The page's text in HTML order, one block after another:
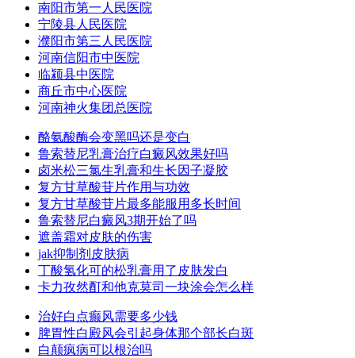
南阳市第一人民医院
宁陵县人民医院
濮阳市第三人民医院
河南信阳市中医院
临颍县中医院
商丘市中心医院
河南神火集团总医院
酪氨酸酶会变黑吗还是变白
鲁索替尼乳膏治疗白癜风效果好吗
卤米松三氯生乳膏和生长因子凝胶
复方甘草酸苷片作用与功效
复方甘草酸苷片最多能服用多长时间
鲁索替尼白癜风3期开始了吗
遮盖霜对皮肤的伤害
jak抑制剂皮肤病
丁酸氢化可的松乳膏用了皮肤发白
卡力孜然酊和他克莫司一块涂会怎么样
治好白点癫风需要多少钱
脾胃性白殿风会引起身体那个部长白斑
白颠疯病可以根治吗